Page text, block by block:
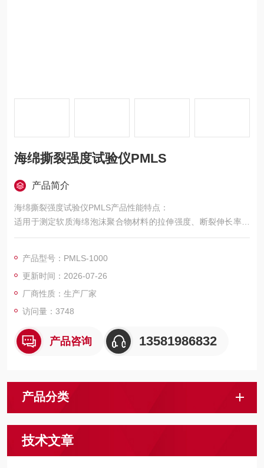
海绵撕裂强度试验仪PMLS
产品简介
海绵撕裂强度试验仪PMLS产品性能特点：
适用于测定软质海绵泡沫聚合物材料的拉伸强度、断裂伸长率、
海绵泡沫塑料材料撕裂性能的测试。
控制技术及外形设计，本机外形美观、操作方便、性能稳定可
靠。该机采用全数字调速电机及全数字调速系统作为驱动装置，
经圆弧同步带及圆弧同步带轮减速系统减速后带动精密丝杠副加
载.
产品型号：PMLS-1000
更新时间：2026-07-26
厂商性质：生产厂家
访问量：3748
产品咨询 13581986832
产品分类
技术文章